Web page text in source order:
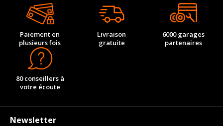
Paiement en
plusieurs fois
Livraison
gratuite
6000 garages
partenaires
80 conseillers à
votre écoute
Newsletter